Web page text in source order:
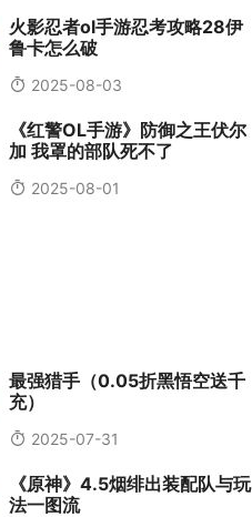
火影忍者ol手游忍考攻略28伊
鲁卡怎么破
2025-08-03
《红警OL手游》防御之王伏尔
加 我罩的部队死不了
2025-08-01
最强猎手（0.05折黑悟空送千
充）
2025-07-31
《原神》4.5烟绯出装配队与玩
法一图流